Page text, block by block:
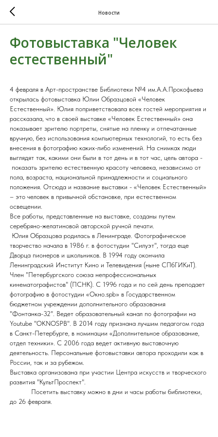
Новости
Фотовыставка "Человек
естественный"
4 февраля в Арт-пространстве Библиотеки №4 им.А.А.Прокофьева
открылась фотовыставка Юлии Образцовой «Человек
Естественный». Юлия поприветствовала всех гостей мероприятия и
рассказала, что в своей выставке «Человек Естественный» она
показывает зрителю портреты, снятые на пленку и отпечатанные
вручную, без использования компьютерных технологий, то есть без
внесения в фотографию каких-либо изменений. На снимках люди
выглядят так, какими они были в тот день и в тот час, цель автора -
показать зрителю естественную красоту человека, независимо от
пола, возраста, национальной принадлежности и социального
положения. Отсюда и название выставки - «Человек Естественный»
– это человек в привычной обстановке, при естественном
освещении.
Все работы, представленные на выставке, созданы путем
серебряно-желатиновой авторской ручной печати.
Юлия Образцова родилась в Ленинграде. Фотографическое
творчество начала в 1986 г. в фотостудии "Силуэт", тогда еще
Дворца пионеров и школьников. В 1994 году окончила
Ленинградский Институт Кино и Телевидения (ныне СПбГИКиТ).
Член "Петербургского союза непрофессиональных
кинематографистов" (ПСНК). С 1996 года и по сей день преподает
фотографию в фотостудии «Окно.spb» в Государственном
бюджетном учреждении дополнительного образования
"Фонтанка-32". Ведет образовательный канал по фотографии на
Youtube "OKNOSPB". В 2014 году признана лучшим педагогом года
в Санкт-Петербурге, в номинации «Дополнительное образование,
отдел техники». С 2006 года ведет активную выставочную
деятельность. Персональные фотовыставки автора проходили как в
России, так и за рубежом.
Выставка организована при участии Центра искусств и творческого
развития "КультПроспект".
Посетить выставку можно в дни и часы работы библиотеки,
до 26 февраля.